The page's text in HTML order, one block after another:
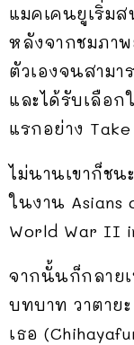
แมคเคนยูเริ่ม
หลังจากชมภา
ตัวเองจนสามา
และได้รับเลือ
แรกอย่าง Take
ไม่นานเขาก็ช
ในงาน Asians
World War II
จากนั้นก็กลาย
บทบาท วาตาย
เธอ